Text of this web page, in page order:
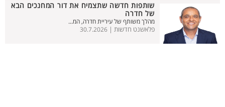
שותפות חדשה שתצמיח את דור המחנכים הבא
של חדרה
מהלך משותף של עיריית חדרה, המ...
פלאשנט חדשות | 30.7.2026